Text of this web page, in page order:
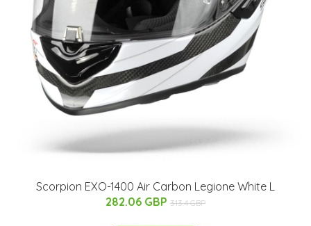
Scorpion EXO-1400 Air Carbon Legione White L
282.06 GBP 313.4 GBP